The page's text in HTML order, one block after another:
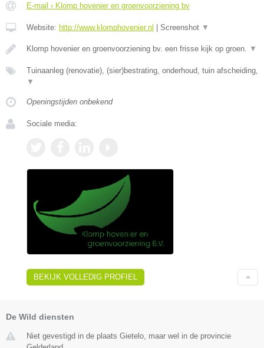
E-mail › Klomp hovenier en groenvoorziening bv
Website: http://www.klomphovenier.nl Screenshot ▼
Klomp hovenier en groenvoorziening bv. een frisse kijk op groen. ▼
Tuinaanleg (renovatie), (sier)bestrating, onderhoud, tuin afscheiding,
▼
Openingstijden onbekend
Sociale media:
BEKIJK VOLLEDIG PROFIEL
De Wild diensten
Niet gevestigd in de plaats Gietelo, maar wel in de provincie